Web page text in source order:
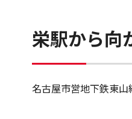
栄駅から向
名古屋市営地下鉄東